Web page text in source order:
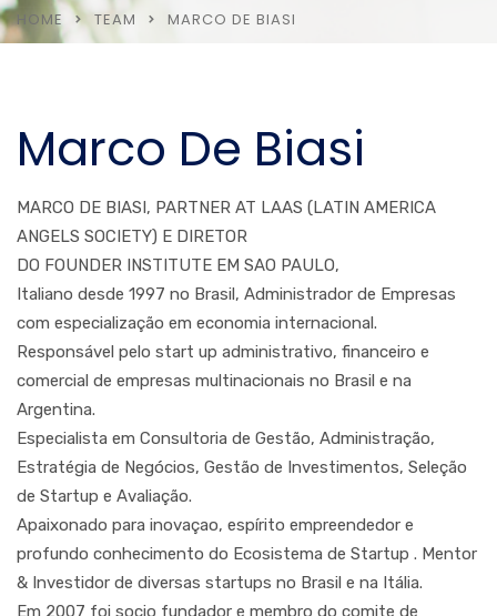
HOME TEAM MARCO DE BIASI
Marco De Biasi
MARCO DE BIASI, PARTNER AT LAAS (LATIN AMERICA
ANGELS SOCIETY) E DIRETOR
DO FOUNDER INSTITUTE EM SAO PAULO,
Italiano desde 1997 no Brasil, Administrador de Empresas
com especialização em economia internacional.
Responsável pelo start up administrativo, financeiro e
comercial de empresas multinacionais no Brasil e na
Argentina.
Especialista em Consultoria de Gestão, Administração,
Estratégia de Negócios, Gestão de Investimentos, Seleção
de Startup e Avaliação.
Apaixonado para inovaçao, espírito empreendedor e
profundo conhecimento do Ecosistema de Startup . Mentor
& Investidor de diversas startups no Brasil e na Itália.
Em 2007 foi socio fundador e membro do comite de